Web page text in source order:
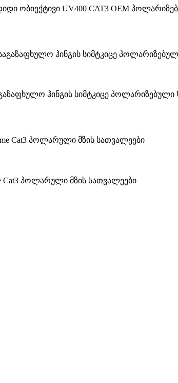
ობიექტივი UV400 CAT3 OEM
ჰინგის სიმტკიცე პოლარიზებული
Cat3 პოლარული მზის სათვალეები